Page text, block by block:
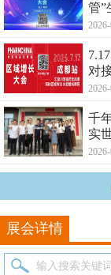
管”
对
千
实
展会详情